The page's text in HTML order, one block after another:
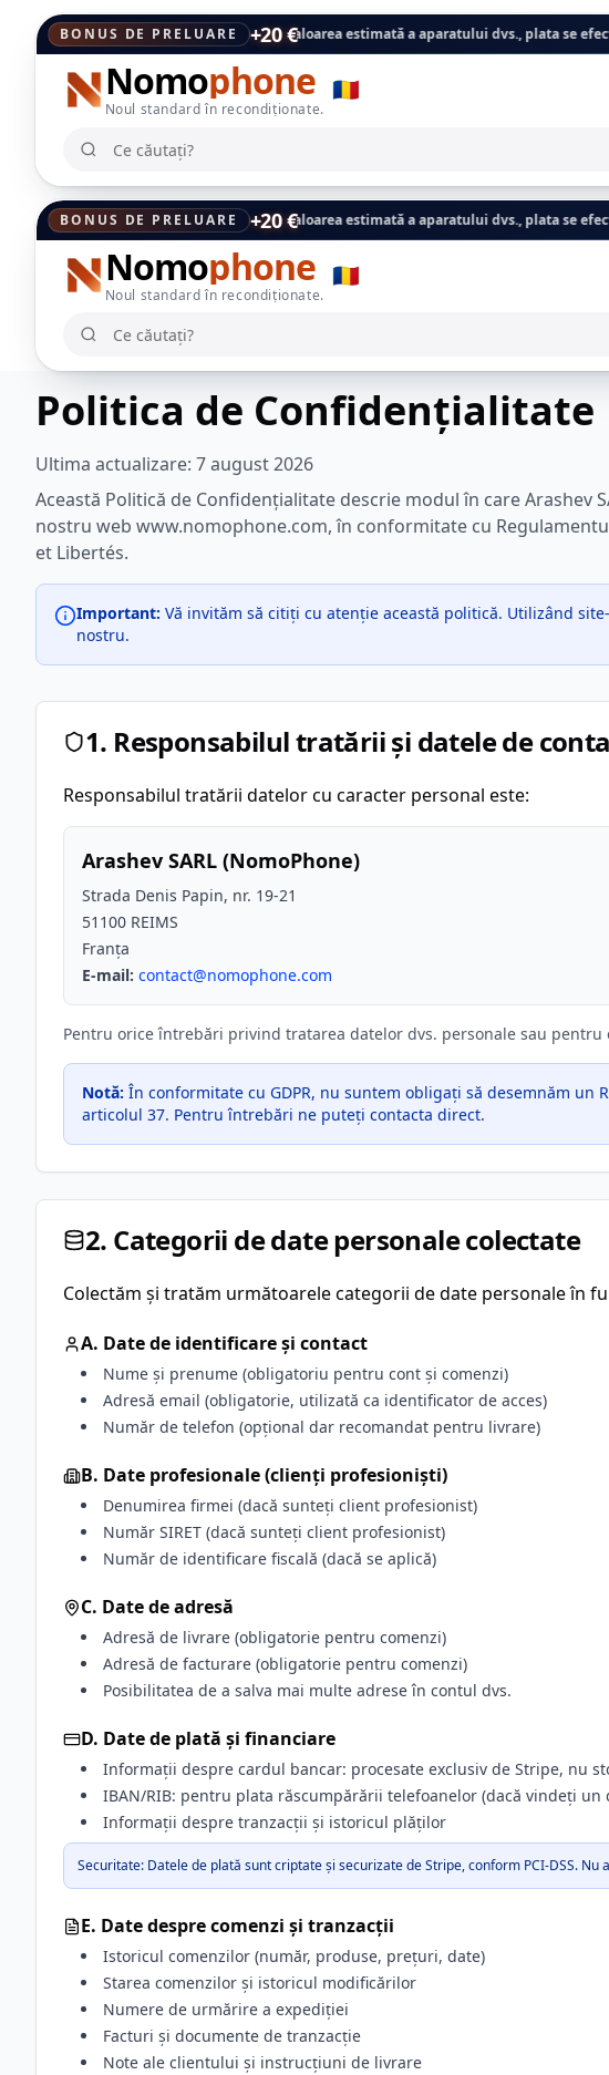
BONUS DE PRELUARE +20 €
cod se adaugă direct la valoarea estimată a aparatului dvs., plata se efectuează în mai
Nomophone
Noul standard în recondiționate.
🇷🇴
Ce căutați?Ce căutați?
BONUS DE PRELUARE +20 €
cod se adaugă direct la valoarea estimată a aparatului dvs., plata se efectuează în mai
Nomophone
Noul standard în recondiționate.
🇷🇴
Ce căutați?Ce căutați?
Politica de Confidențialitate
Ultima actualizare: 7 august 2026
Această Politică de Confidențialitate descrie modul în care Arashev
nostru web www.nomophone.com, în conformitate cu
et Libertés.
Important: Vă invităm să citiți cu atenție această politică. Utilizând
nostru.
1. Responsabilul tratării și datele de
Responsabilul tratării datelor cu caracter personal este:
Arashev SARL (NomoPhone)
Strada Denis Papin, nr. 19-21
51100 REIMS
Franța
E-mail: contact@nomophone.com
Pentru orice întrebări privind tratarea datelor dvs. personale sau
Notă: În conformitate cu GDPR, nu suntem obligați să desemnăm
articolul 37. Pentru întrebări ne puteți contacta direct.
2. Categorii de date personale colectate
Colectăm și tratăm următoarele categorii de date personale în
A. Date de identificare și contact
Nume și prenume (obligatoriu pentru cont și comenzi)
Adresă email (obligatorie, utilizată ca identificator de acces)
Număr de telefon (opțional dar recomandat pentru livrare)
B. Date profesionale (clienți profesioniști)
Denumirea firmei (dacă sunteți client profesionist)
Număr SIRET (dacă sunteți client profesionist)
Număr de identificare fiscală (dacă se aplică)
C. Date de adresă
Adresă de livrare (obligatorie pentru comenzi)
Adresă de facturare (obligatorie pentru comenzi)
Posibilitatea de a salva mai multe adrese în contul dvs.
D. Date de plată și financiare
Informații despre cardul bancar: procesate exclusiv de Stripe, nu
IBAN/RIB: pentru plata răscumpărării telefoanelor (dacă vindeți un
Informații despre tranzacții și istoricul plăților
Securitate: Datele de plată sunt criptate și securizate de Stripe, conform PCI-DSS.
E. Date despre comenzi și tranzacții
Istoricul comenzilor (număr, produse, prețuri, date)
Starea comenzilor și istoricul modificărilor
Numere de urmărire a expediției
Facturi și documente de tranzacție
Note ale clientului și instrucțiuni de livrare